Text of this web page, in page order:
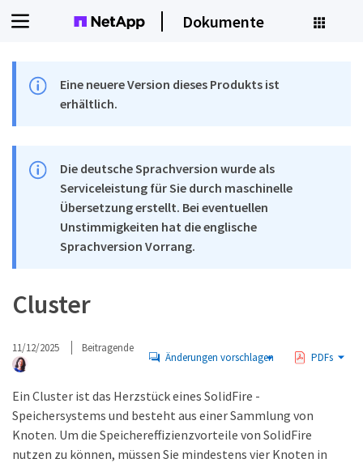
Dokumente
Eine neuere Version dieses Produkts ist
erhältlich.
Die deutsche Sprachversion wurde als
Serviceleistung für Sie durch maschinelle
Übersetzung erstellt. Bei eventuellen
Unstimmigkeiten hat die englische
Sprachversion Vorrang.
Cluster
11/12/2025 Beitragende
Änderungen vorschlagen PDFs
Ein Cluster ist das Herzstück eines SolidFire -
Speichersystems und besteht aus einer Sammlung von
Knoten. Um die Speichereffizienzvorteile von SolidFire
nutzen zu können, müssen Sie mindestens vier Knoten in